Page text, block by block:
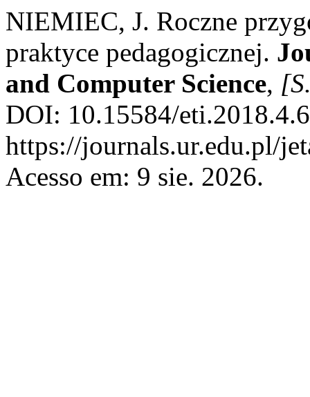
NIEMIEC, J. Roczne
praktyce pedagogicznej.
and Computer Science,
DOI: 10.15584/
https://journals.ur.edu.pl/
Acesso em: 9 sie. 2026.